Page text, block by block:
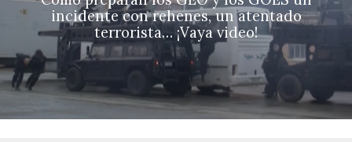
incidente con rehenes, un atentado
terrorista… ¡Vaya video!